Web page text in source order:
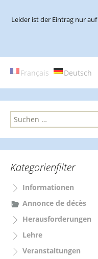
Leider ist der Eintrag nur auf
Français Deutsch
u
c
h
n
a
c
Kategorienfilter
Informationen
Annonce de décès
Herausforderungen
Lehre
Veranstaltungen